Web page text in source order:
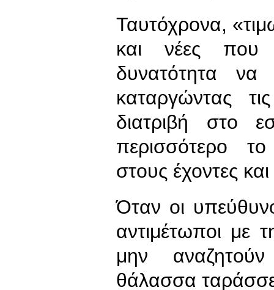
Ταυτόχρονα,
και νέες που
δυνατότητα να
καταργώντας
διατριβή στο
περισσότερο
στους έχοντες
Όταν οι
αντιμέτωποι με
μην
θάλασσα